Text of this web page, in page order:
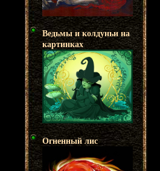
Ведьмы и колдуньи на
картинках
Огненный лис